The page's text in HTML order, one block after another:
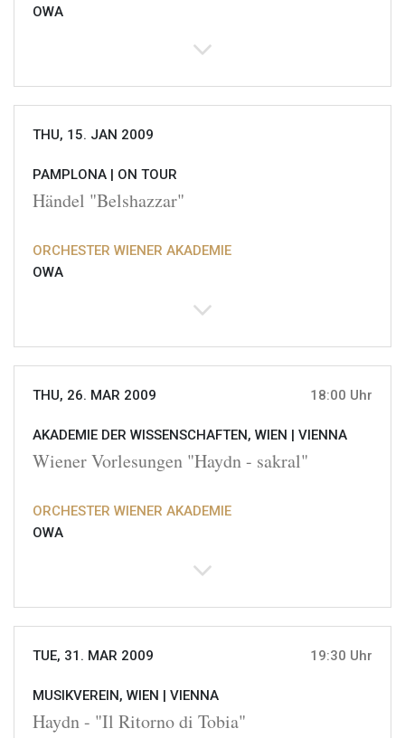
OWA
THU, 15. JAN 2009
PAMPLONA | ON TOUR
Händel "Belshazzar"
ORCHESTER WIENER AKADEMIE
OWA
THU, 26. MAR 2009 18:00 Uhr
AKADEMIE DER WISSENSCHAFTEN, WIEN | VIENNA
Wiener Vorlesungen "Haydn - sakral"
ORCHESTER WIENER AKADEMIE
OWA
TUE, 31. MAR 2009 19:30 Uhr
MUSIKVEREIN, WIEN | VIENNA
Haydn - "Il Ritorno di Tobia"